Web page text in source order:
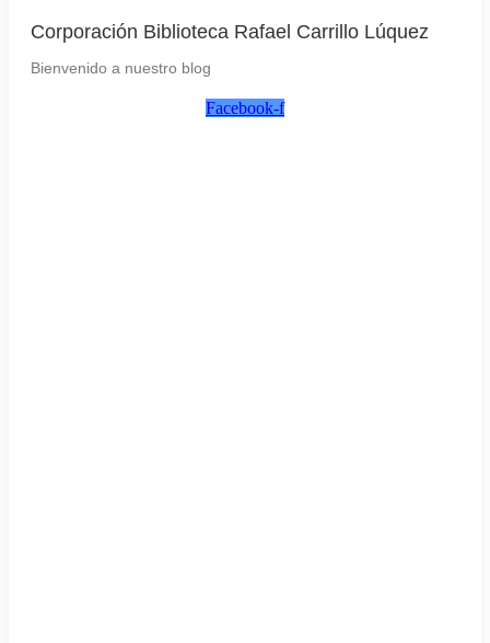
Corporación Biblioteca Rafael Carrillo Lúquez
Bienvenido a nuestro blog
Facebook-f